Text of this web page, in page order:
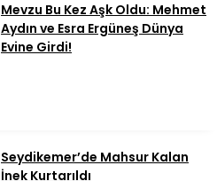
Mevzu Bu Kez Aşk Oldu: Mehmet
Aydın ve Esra Ergüneş Dünya
Evine Girdi!
Seydikemer’de Mahsur Kalan
İnek Kurtarıldı